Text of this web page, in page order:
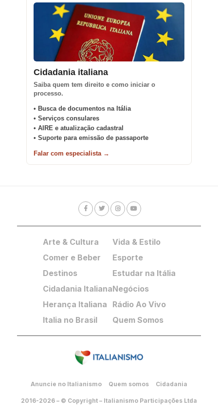
Cidadania italiana
Saiba quem tem direito e como iniciar o
processo.
• Busca de documentos na Itália
• Serviços consulares
• AIRE e atualização cadastral
• Suporte para emissão de passaporte
Falar com especialista →
Arte & Cultura
Comer e Beber
Destinos
Cidadania Italiana
Herança Italiana
Italia no Brasil
Vida & Estilo
Esporte
Estudar na Itália
Negócios
Rádio Ao Vivo
Quem Somos
Anuncie no Italianismo Quem somos Cidadania
2016-2026 – © Copyright – Italianismo Participações Ltda